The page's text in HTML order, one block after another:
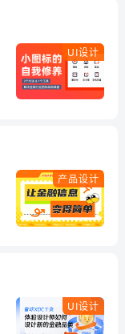
UI设计
产品设计
UI设计